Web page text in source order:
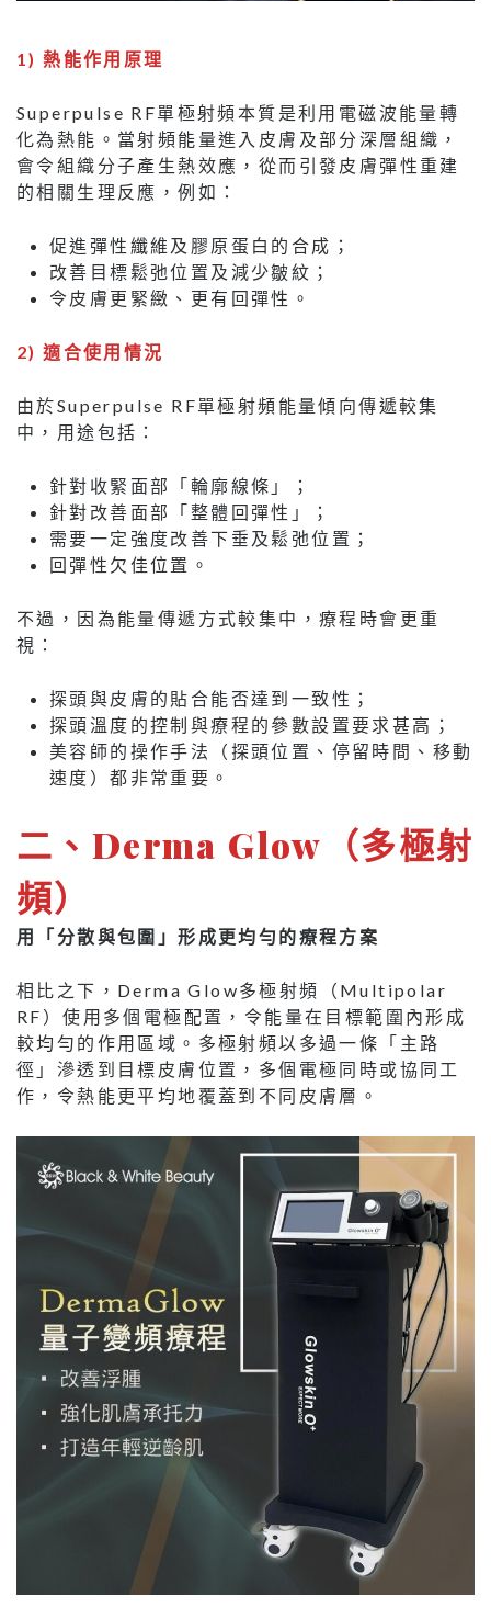
1) 熱能作用原理
Superpulse RF單極射頻本質是利用電磁波能量轉
化為熱能。當射頻能量進入皮膚及部分深層組織，
會令組織分子產生熱效應，從而引發皮膚彈性重建
的相關生理反應，例如：
促進彈性纖維及膠原蛋白的合成；
改善目標鬆弛位置及減少皺紋；
令皮膚更緊緻、更有回彈性。
2) 適合使用情況
由於Superpulse RF單極射頻能量傾向傳遞較集
中，用途包括：
針對收緊面部「輪廓線條」；
針對改善面部「整體回彈性」；
需要一定強度改善下垂及鬆弛位置；
回彈性欠佳位置。
不過，因為能量傳遞方式較集中，療程時會更重
視：
探頭與皮膚的貼合能否達到一致性；
探頭溫度的控制與療程的參數設置要求甚高；
美容師的操作手法（探頭位置、停留時間、移動
速度）都非常重要。
二 、 Derma Glow（多極射
頻）
用「分散與包圍」形成更均勻的療程方案
相比之下，Derma Glow多極射頻（Multipolar
RF）使用多個電極配置，令能量在目標範圍內形成
較均勻的作用區域。多極射頻以多過一條「主路
徑」滲透到目標皮膚位置，多個電極同時或協同工
作，令熱能更平均地覆蓋到不同皮膚層。